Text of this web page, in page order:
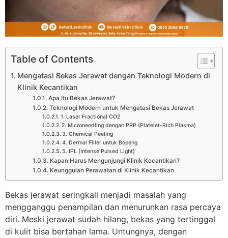
Table of Contents
Mengatasi Bekas Jerawat dengan Teknologi Modern di
Klinik Kecantikan
Apa Itu Bekas Jerawat?
Teknologi Modern untuk Mengatasi Bekas Jerawat
1. Laser Fractional CO2
2. Microneedling dengan PRP (Platelet-Rich Plasma)
3. Chemical Peeling
4. Dermal Filler untuk Bopeng
5. IPL (Intense Pulsed Light)
Kapan Harus Mengunjungi Klinik Kecantikan?
Keunggulan Perawatan di Klinik Kecantikan
Bekas jerawat seringkali menjadi masalah yang
mengganggu penampilan dan menurunkan rasa percaya
diri. Meski jerawat sudah hilang, bekas yang tertinggal
di kulit bisa bertahan lama. Untungnya, dengan